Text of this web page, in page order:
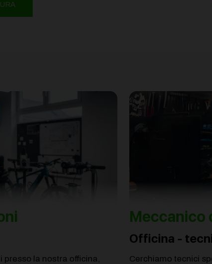
presso la nostra officina,
Meccanico
Officina -
Cerchiamo tecnici